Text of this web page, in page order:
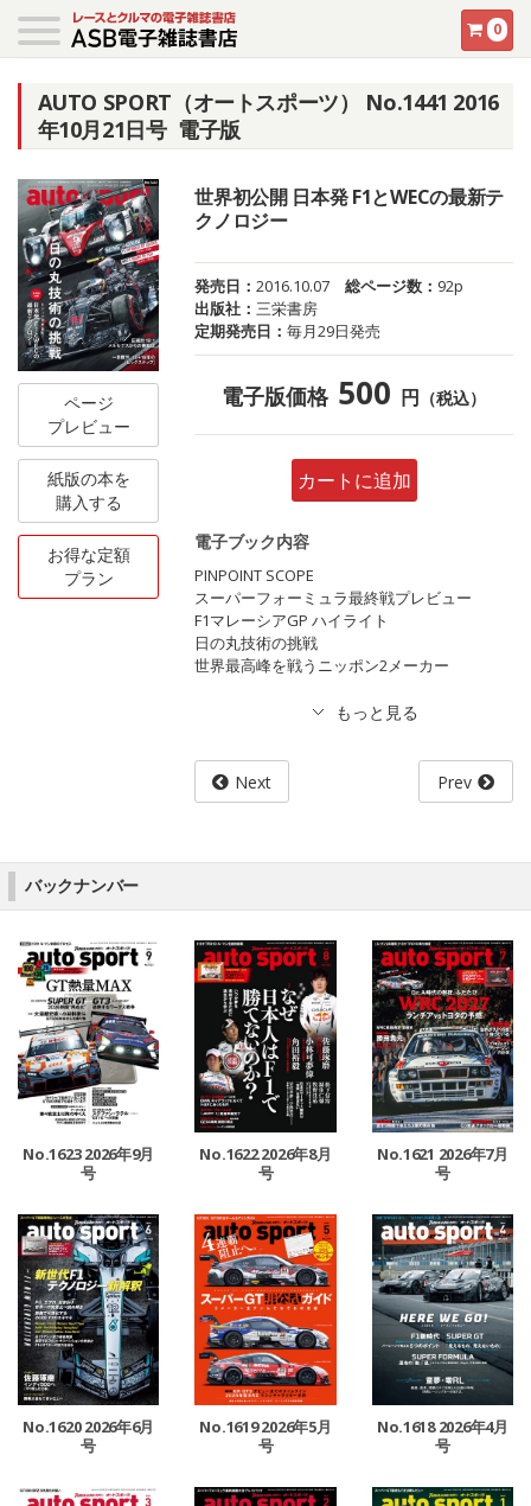
0
AUTO SPORT（オートスポーツ） No.1441 2016
年10月21日号 電子版
ページ
プレビュー
紙版の本を
購入する
お得な定額
プラン
世界初公開 日本発 F1とWECの最新テ
クノロジー
発売日：2016.10.07 総ページ数： 92p
出版社：三栄書房
定期発売日：毎月29日発売
電子版価格 500 円 （税込）
カートに追加
電子ブック内容
PINPOINT SCOPE
スーパーフォーミュラ最終戦プレビュー
F1マレーシアGP ハイライト
日の丸技術の挑戦
世界最高峰を戦うニッポン2メーカー
Next Prev
バックナンバー
No.1623 2026年9月
号
No.1622 2026年8月
号
No.1621 2026年7月
号
No.1620 2026年6月
号
No.1619 2026年5月
号
No.1618 2026年4月
号